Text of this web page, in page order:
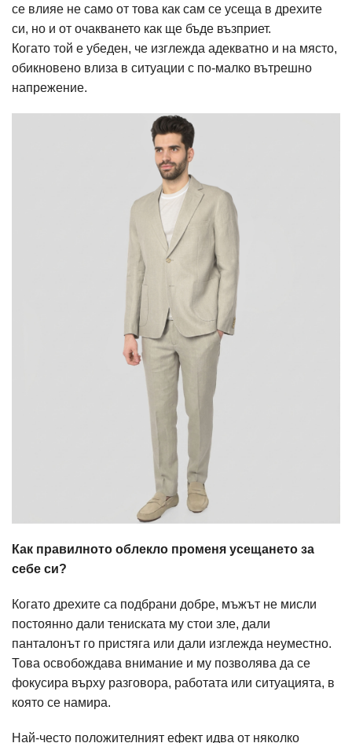
се влияе не само от това как сам се усеща в дрехите
си, но и от очакването как ще бъде възприет.
Когато той е убеден, че изглежда адекватно и на място,
обикновено влиза в ситуации с по-малко вътрешно
напрежение.
Как правилното облекло променя усещането за
себе си?
Когато дрехите са подбрани добре, мъжът не мисли
постоянно дали тениската му стои зле, дали
панталонът го пристяга или дали изглежда неуместно.
Това освобождава внимание и му позволява да се
фокусира върху разговора, работата или ситуацията, в
която се намира.
Най-често положителният ефект идва от няколко